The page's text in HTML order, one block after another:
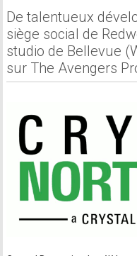
De talentueux
siège social de
studio de Bellevue
sur The Avengers